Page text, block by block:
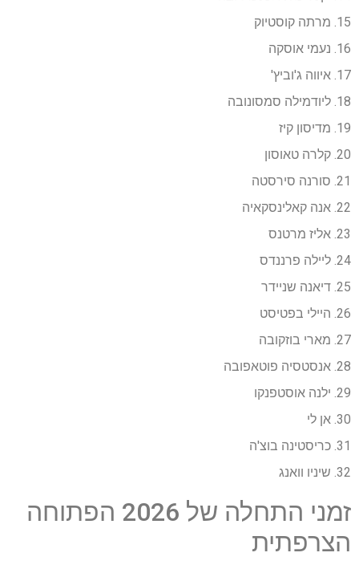
15. מרתה קוסטיוק
16. נעמי אוסקה
17. איווה ג'וביץ'
18. ליודמילה סמסונובה
19. מדיסון קיז
20. קלרה טאוסון
21. סורנה סירסטה
22. אנה קאלינסקאיה
23. אליז מרטנס
24. ליילה פרננדס
25. דיאנה שניידר
26. היילי בפטיסט
27. מארי בוזקובה
28. אנסטסיה פוטאפובה
29. ילנה אוסטפנקו
30. אן לי
31. כריסטינה בוצ'ה
32. שיניו וואנג
זמני התחלה של 2026 הפתוחה
הצרפתית